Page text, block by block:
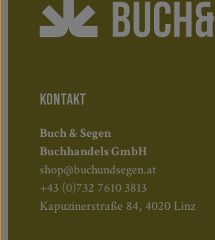
KONTAKT
Buch & Segen
Buchhandels GmbH
shop@buchundsegen.at
+43 (0)732 7610 3813
Kapuzinerstraße 84, 4020 Linz